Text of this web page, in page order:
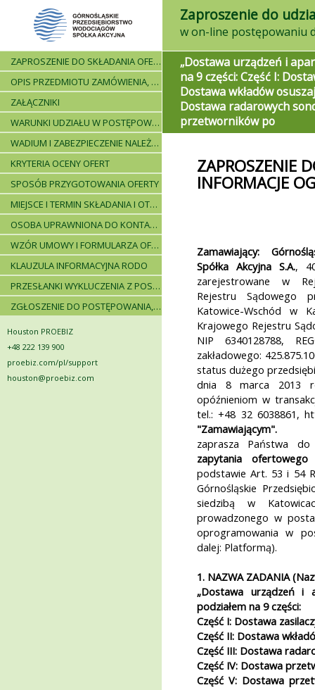
Zaproszenie do
ZAPROSZENIE DO SKŁADANIA OFERT - INFORMACJE OGÓLNE
OPIS PRZEDMIOTU ZAMÓWIENIA, WARUNKI DOSTAWY, WARUNKI PŁATNICZE
ZAŁĄCZNIKI
WARUNKI UDZIAŁU W POSTĘPOWANIU I WYKAZ WYMAGANYCH DOKUMENTÓW
WADIUM I ZABEZPIECZENIE NALEŻYTEGO WYKONANIA UMOWY
KRYTERIA OCENY OFERT
SPOSÓB PRZYGOTOWANIA OFERTY
MIEJSCE I TERMIN SKŁADANIA I OTWARCIA OFERT - PRZEBIEG POSTĘPOWANIA
OSOBA UPRAWNIONA DO KONTAKTÓW
WZÓR UMOWY I FORMULARZA OFERTOWEGO
KLAUZULA INFORMACYJNA RODO
PRZESŁANKI WYKLUCZENIA Z POSTĘPOWANIA
ZGŁOSZENIE DO POSTĘPOWANIA, ZASADY I INSTRUKCJE
Houston PROEBIZ
+48 222 139 900
proebiz.com/pl/support
houston@proebiz.com
„Dostawa urządzeń i
na 9 części: Część I:
Dostawa wkładów
Dostawa radarowych
przetworników po
ZAPROSZENIE
INFORMACJE
Zamawiający:
Spółka Akcyjna S.A.,
zarejestrowane w
Rejestru Sądowego
Katowice-Wschód w
Krajowego Rejestru
NIP 6340128788,
zakładowego:
status dużego
dnia 8 marca 2013
opóźnieniom w
tel.: +48 32 6038861,
"Zamawiającym".
zaprasza Państwa
zapytania ofertowego
podstawie Art. 53 i 54
Górnośląskie
siedzibą w
prowadzonego w
oprogramowania w
dalej: Platformą).
1. NAZWA ZADANIA
„Dostawa urządzeń i
podziałem na 9 części:
Część I: Dostawa
Część II: Dostawa
Część III: Dostawa
Część IV: Dostawa
Część V: Dostawa